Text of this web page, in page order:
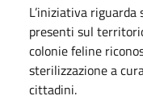
L’iniziativa
presenti sul
colonie feline
sterilizzazione a
cittadini.